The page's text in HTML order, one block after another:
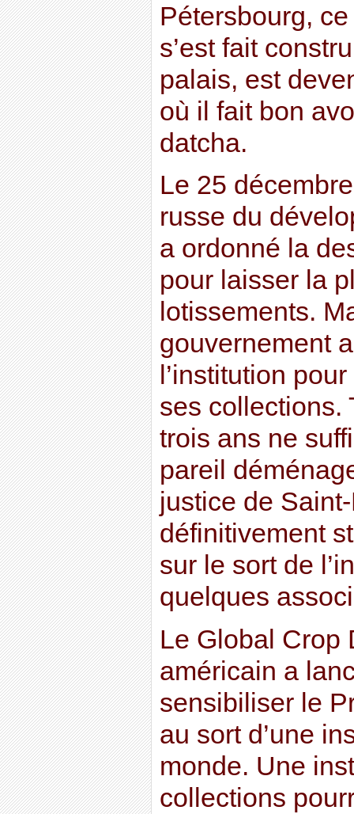
Pétersbourg,
s’est fait
palais, est
où il fait bon
datcha.
Le 25
russe du
a ordonné la
pour laisser la
lotissements.
gouvernement
l’institution
ses collections.
trois ans ne
pareil
justice de
définitivement
sur le sort de
quelques
Le Global Crop
américain a
sensibiliser le
au sort d’une
monde. Une
collections